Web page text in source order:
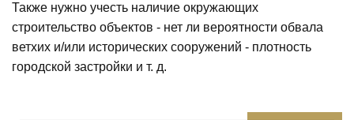
Также нужно учесть наличие окружающих
строительство объектов - нет ли вероятности обвала
ветхих и/или исторических сооружений - плотность
городской застройки и т. д.